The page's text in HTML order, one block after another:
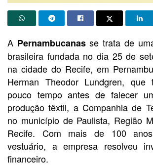
A Pernambucanasse trata de
brasileira fundada no dia 25 de
na cidade do Recife, em
Herman Theodor Lundgren, que
pouco tempo antes de falecer
produção têxtil, a Companhia de
no município de Paulista, Região
Recife. Com mais de 100
vestuário, a empresa resolveu
financeiro.